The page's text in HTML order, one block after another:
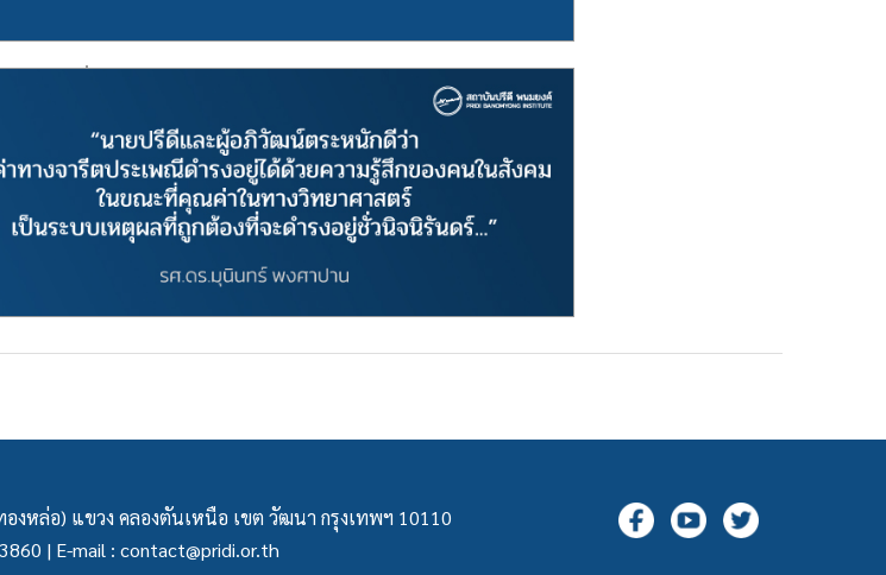
หล่อ) แขวง คลองตันเหนือ เขต วัฒนา กรุงเทพฯ 10110
| E-mail : contact@pridi.or.th